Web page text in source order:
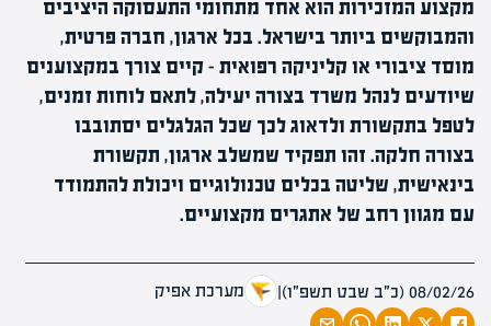
מקצוע המזכירות הוא אחד מתחומי התעסוקה היציבים
והמבוקשים ביותר בישראל. בכל ארגון, חברה פרטית,
מוסד ציבורי או קליניקה רפואית – קיים צורך במקצוענים
שיודעים לנהל משרד בצורה יעילה, לתאם לוחות זמנים,
לטפל בתקשורת ולדאוג לכך שכל הגלגלים יסתובבו
בצורה חלקה. זהו תפקיד שמשלב ארגון, תקשורת
בינאישית, שליטה בכלים טכנולוגיים ויכולת להתמודד
עם מגוון רחב של אתגרים מקצועיים.
08/02/26 (כ״ב שבט תשפ״ו) | מערכת אפיק